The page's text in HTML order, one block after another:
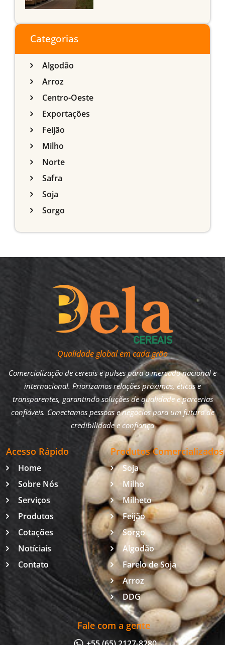
do Sul
Categorias
Algodão
Arroz
Centro-Oeste
Exportações
Feijão
Milho
Norte
Safra
Soja
Sorgo
Qualidade global em cada grão
Comercialização de cereais e pulses para o mercado nacional e
internacional. Priorizamos relações próximas, éticas e
transparentes, garantindo soluções de qualidade e parcerias
confiáveis. Conectamos pessoas e negócios para um futuro de
credibilidade e confiança
Acesso Rápido
Home
Sobre Nós
Serviços
Produtos
Cotações
Notíciais
Contato
Produtos Comercializados
Soja
Milho
Milheto
Feijão
Sorgo
Algodão
Farelo de Soja
Arroz
DDG
Fale com a gente